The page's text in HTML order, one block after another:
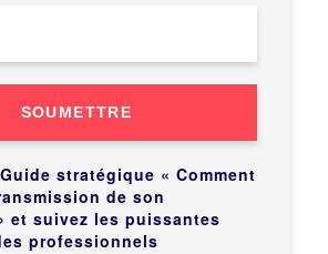
SOUMETTRE
stratégique « Comment
de son
et suivez les puissantes
professionnels